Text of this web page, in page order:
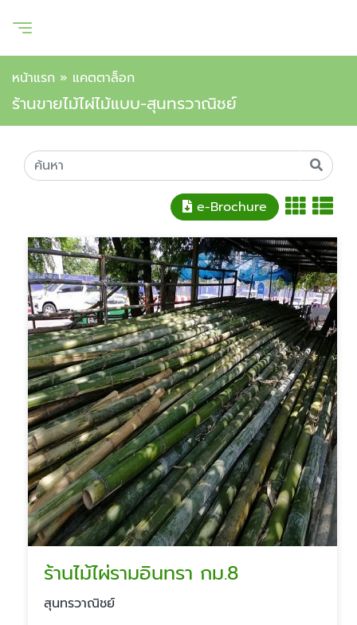
หน้าแรก » แคตตาล็อก
ร้านขายไม้ไผ่ไม้แบบ-สุนทรวาณิชย์
e-Brochure
ร้านไม้ไผ่รามอินทรา กม.8
สุนทรวาณิชย์